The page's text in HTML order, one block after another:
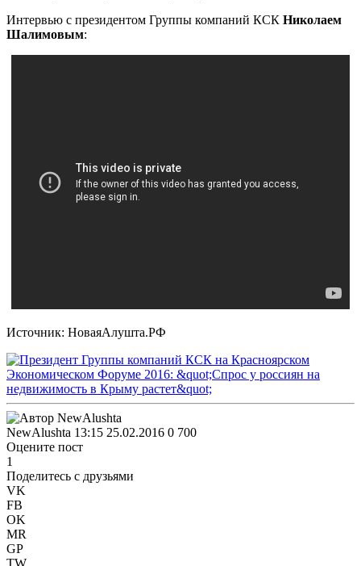
Интервью с президентом Группы компаний КСК Николаем
Шалимовым:
Источник: НоваяАлушта.РФ
NewAlushta 13:15 25.02.2016 0 700
Оцените пост
1
Поделитесь с друзьями
VK
FB
OK
MR
GP
TW